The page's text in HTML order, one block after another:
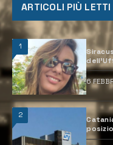
ARTICOLI PIÙ LETTI
1
6
2